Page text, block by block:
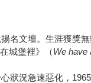
名文壇。生涯獲獎
城堡裡》（We have
狀況急速惡化，